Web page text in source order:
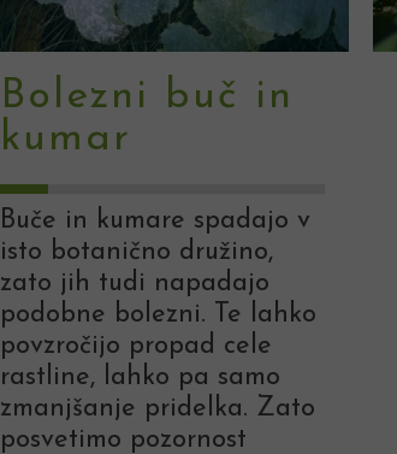
Bolezni buč in
kumar
Buče in kumare spadajo v
isto botanično družino,
zato jih tudi napadajo
podobne bolezni. Te lahko
povzročijo propad cele
rastline, lahko pa samo
zmanjšanje pridelka. Zato
posvetimo pozornost